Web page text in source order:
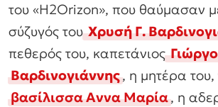
του «H2Orizon», που θαύμασαν
σύζυγός του Χρυσή Γ.
πεθερός του, καπετάνιος
Βαρδινογιάννης, η μητέρα του,
βασίλισσα Αννα Μαρία, η